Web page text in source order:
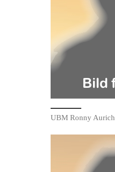
UBM Ronny Aurich